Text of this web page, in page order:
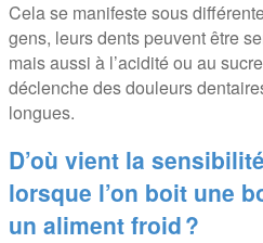
Cela se manifeste sous
gens, leurs dents peuvent être
mais aussi à l’acidité ou au
déclenche des douleurs
longues.
D’où vient la
lorsque l’on boit une
un aliment froid ?